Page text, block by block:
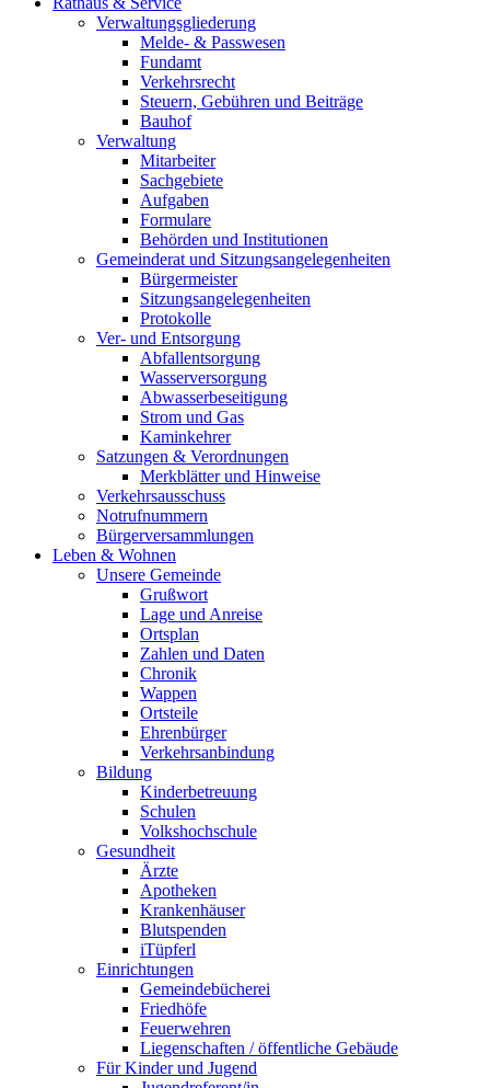
Verwaltungsgliederung
Melde- & Passwesen
Fundamt
Verkehrsrecht
Steuern, Gebühren und Beiträge
Bauhof
Verwaltung
Mitarbeiter
Sachgebiete
Aufgaben
Formulare
Behörden und Institutionen
Gemeinderat und Sitzungsangelegenheiten
Bürgermeister
Sitzungsangelegenheiten
Protokolle
Ver- und Entsorgung
Abfallentsorgung
Wasserversorgung
Abwasserbeseitigung
Strom und Gas
Kaminkehrer
Satzungen & Verordnungen
Merkblätter und Hinweise
Verkehrsausschuss
Notrufnummern
Bürgerversammlungen
Leben & Wohnen
Unsere Gemeinde
Grußwort
Lage und Anreise
Ortsplan
Zahlen und Daten
Chronik
Wappen
Ortsteile
Ehrenbürger
Verkehrsanbindung
Bildung
Kinderbetreuung
Schulen
Volkshochschule
Gesundheit
Ärzte
Apotheken
Krankenhäuser
Blutspenden
iTüpferl
Einrichtungen
Gemeindebücherei
Friedhöfe
Feuerwehren
Liegenschaften / öffentliche Gebäude
Für Kinder und Jugend